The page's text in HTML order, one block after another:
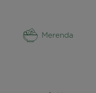
Merenda